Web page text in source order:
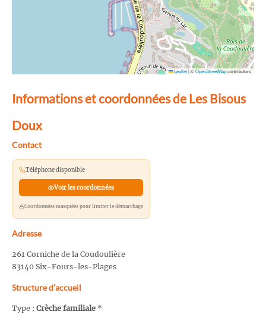
Leaflet|©OpenStreetMapcontributors
Informations et coordonnées de Les Bisous
Doux
Contact
Téléphone disponible
Voir les coordonnées
Coordonnées masquées pour limiter le démarchage
Adresse
261 Corniche de la Coudoulière
83140 Six-Fours-les-Plages
Structure d’accueil
Type : Crèche familiale *